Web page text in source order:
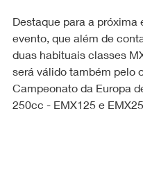
Destaque para a próxima
evento, que além de
duas habituais classes
será válido também pelo
Campeonato da Europa
250cc - EMX125 e